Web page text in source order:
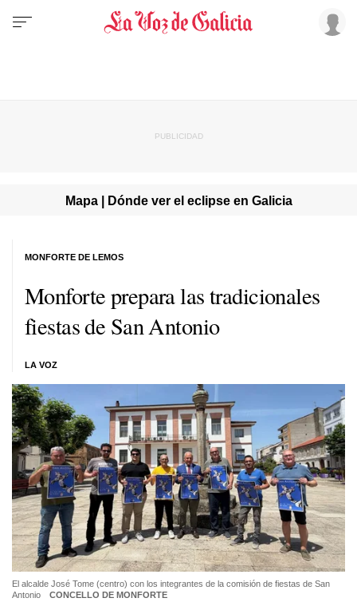
Mapa | Dónde ver el eclipse en Galicia
Monforte prepara las tradicionales
fiestas de San Antonio
LA VOZ
MONFORTE DE LEMOS
El alcalde José Tome (centro) con los integrantes de la comisión de fiestas de San
Antonio
CONCELLO DE MONFORTE